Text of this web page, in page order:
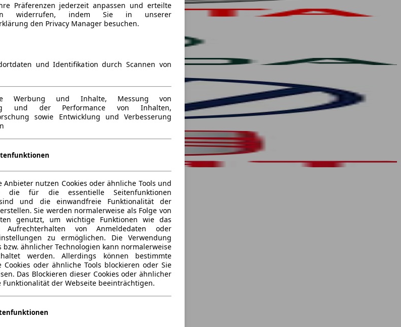
Präferenzen jederzeit anpassen und erteilte
widerrufen, indem Sie in unserer
den Privacy Manager besuchen.
und Identifikation durch Scannen von
Werbung und Inhalte, Messung von
und der Performance von Inhalten,
sowie Entwicklung und Verbesserung
Anbieter nutzen Cookies oder ähnliche Tools und
die für die essentielle Seitenfunktionen
und die einwandfreie Funktionalität der
Sie werden normalerweise als Folge von
genutzt, um wichtige Funktionen wie das
von Anmeldedaten oder
zu ermöglichen. Die Verwendung
bzw. ähnlicher Technologien kann normalerweise
werden. Allerdings können bestimmte
Cookies oder ähnliche Tools blockieren oder Sie
Das Blockieren dieser Cookies oder ähnlicher
Funktionalität der Webseite beeinträchtigen.